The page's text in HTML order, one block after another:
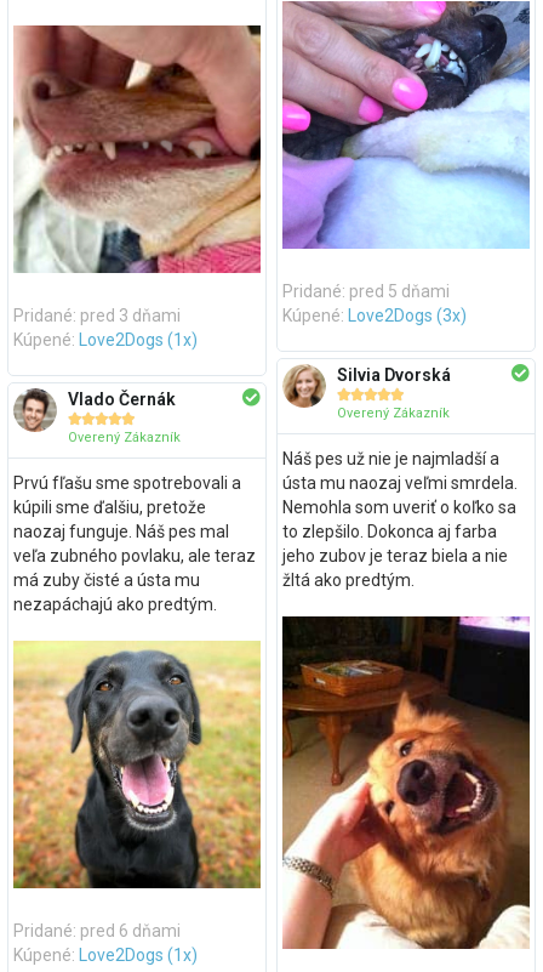
Pridané: pred 3 dňami
Kúpené: Love2Dogs (1x)
Vlado Černák

Overený Zákazník
Prvú fľašu sme spotrebovali a
kúpili sme ďalšiu, pretože
naozaj funguje. Náš pes mal
veľa zubného povlaku, ale teraz
má zuby čisté a ústa mu
nezapáchajú ako predtým.
Pridané: pred 6 dňami
Kúpené: Love2Dogs (1x)
Pridané: pred 5 dňami
Kúpené: Love2Dogs (3x)
Silvia Dvorská

Overený Zákazník
Náš pes už nie je najmladší a
ústa mu naozaj veľmi smrdela.
Nemohla som uveriť o koľko sa
to zlepšilo. Dokonca aj farba
jeho zubov je teraz biela a nie
žltá ako predtým.